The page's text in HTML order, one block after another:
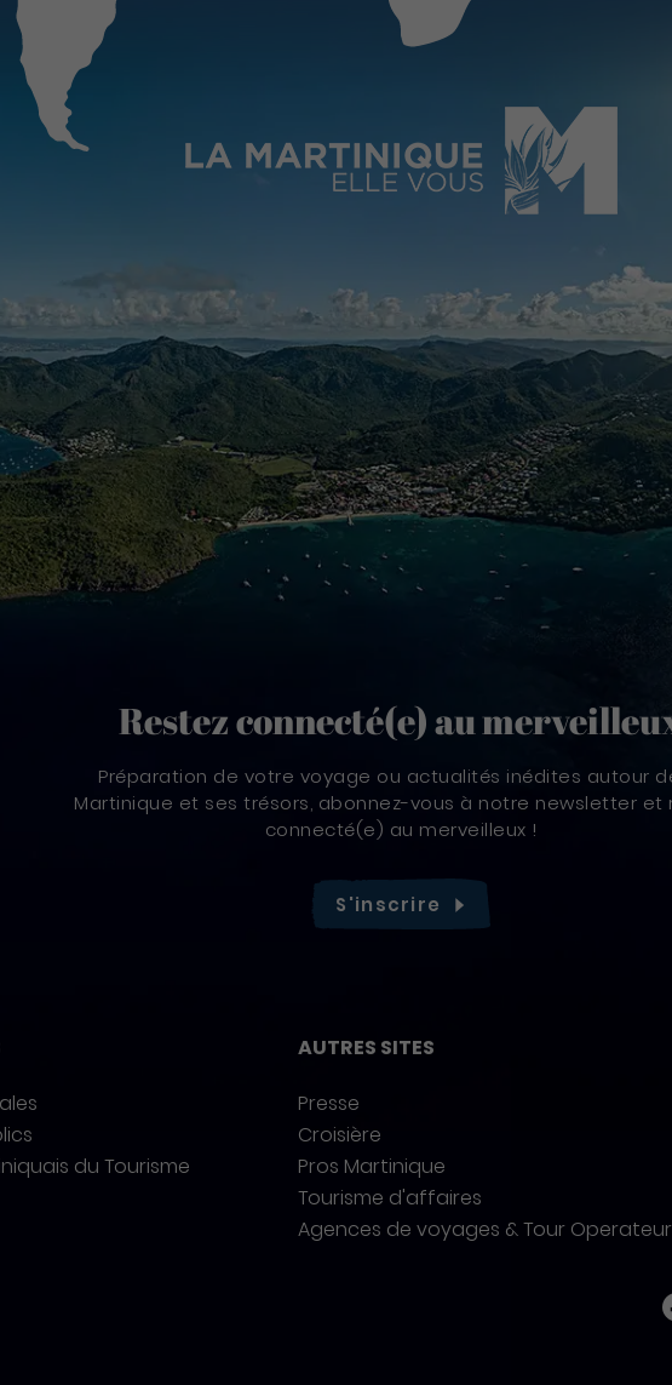
Restez connecté(e) au
Préparation de votre voyage ou actualités inédites autour
Martinique et ses trésors, abonnez-vous à notre newsletter et
connecté(e) au merveilleux !
S'inscrire
du Tourisme
AUTRES SITES
Presse
Croisière
Pros Martinique
Tourisme d'affaires
Agences de voyages & Tour